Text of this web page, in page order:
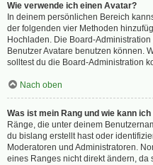
Wie verwende ich einen Avatar?
In deinem persönlichen Bereich
der folgenden vier Methoden
Hochladen. Die Board-
Benutzer Avatare benutzen können.
solltest du die Board-Administration
Nach oben
Was ist mein Rang und wie kann
Ränge, die unter deinem
du bislang erstellt hast oder
Moderatoren und Administratoren.
eines Ranges nicht direkt ändern, da